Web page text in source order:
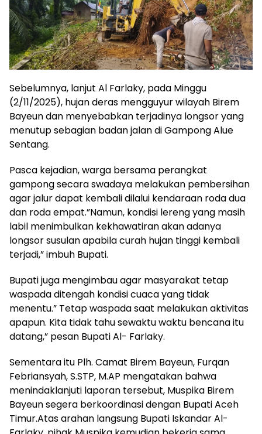
Sebelumnya, lanjut Al Farlaky, pada Minggu
(2/11/2025), hujan deras mengguyur wilayah Birem
Bayeun dan menyebabkan terjadinya longsor yang
menutup sebagian badan jalan di Gampong Alue
Sentang.
Pasca kejadian, warga bersama perangkat
gampong secara swadaya melakukan pembersihan
agar jalur dapat kembali dilalui kendaraan roda dua
dan roda empat.”Namun, kondisi lereng yang masih
labil menimbulkan kekhawatiran akan adanya
longsor susulan apabila curah hujan tinggi kembali
terjadi,” imbuh Bupati.
Bupati juga mengimbau agar masyarakat tetap
waspada ditengah kondisi cuaca yang tidak
menentu.” Tetap waspada saat melakukan aktivitas
apapun. Kita tidak tahu sewaktu waktu bencana itu
datang,” pesan Bupati Al- Farlaky.
Sementara itu Plh. Camat Birem Bayeun, Furqan
Febriansyah, S.STP, M.AP mengatakan bahwa
menindaklanjuti laporan tersebut, Muspika Birem
Bayeun segera berkoordinasi dengan Bupati Aceh
Timur.Atas arahan langsung Bupati Iskandar Al-